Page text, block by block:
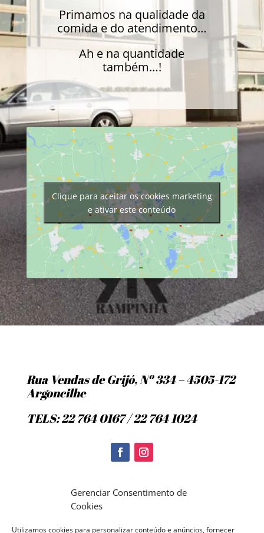
Gerenciar Consentimento de
Cookies
Utilizamos cookies para personalizar conteúdo e anúncios, fornecer
Primamos na qualidade da
comida e do atendimento…
Ah e na quantidade
também…!
Clique para aceitar os cookies marketing
e ativar este conteúdo
Rua Vendas de Grijó, Nº 334 – 4505-172
Argoncilhe
TELS: 22 764 0167 / 22 764 1024
Politica de Cookies